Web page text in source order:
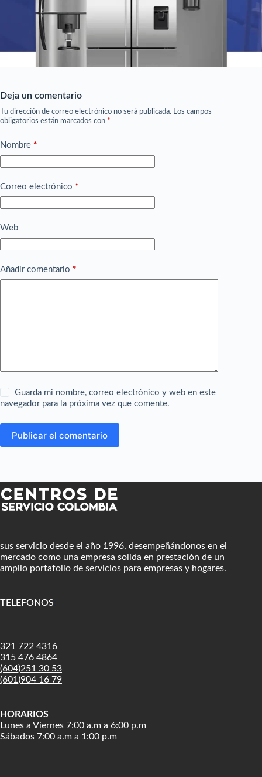
Deja un comentario
Tu dirección de correo electrónico no será publicada. Los campos
obligatorios están marcados con *
Nombre *
Correo electrónico *
Web
Añadir comentario *
Guarda mi nombre, correo electrónico y web en este
navegador para la próxima vez que comente.
Publicar el comentario
sus servicio desde el año 1996, desempeñándonos en el
mercado como una empresa solida en prestación de un
amplio portafolio de servicios para empresas y hogares.
TELEFONOS
321 722 4316
315 476 4864
(604)251 30 53
(601)904 16 79
HORARIOS
Lunes a Viernes 7:00 a.m a 6:00 p.m
Sábados 7:00 a.m a 1:00 p.m